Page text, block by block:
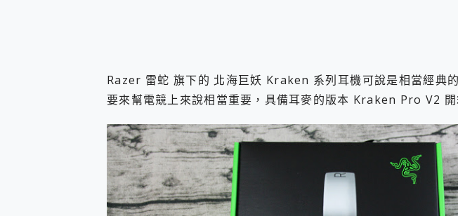
自帶線的 有線無線都能充 ONPRO MagReact M5
飛利浦 JS7310 ⚡【電急便｜行動儲能救車電源】 可
是螢幕也是電視! 一機超多用途「MSI微星 Modern
iPhone、Apple Watch、AirPods耳機 三個設備充電一
動靜皆宜「HUAWEI FreeArc」開放式耳掛耳機，無感
25種洗烘模式一機搞定! Roborock 衣莉莎白 H1 Neo分
給 MSI Claw 系列電競掌機 最完美的家 MSI Nest
B&O 精品級音響! Home+ 中嘉寬頻 SoundBox 劇院串流
2億 APO蔡司長焦神機降臨~ vivo X200 Pro、vivo X200
EaseUS Vocal Remover 免費線上去聲器一鍵去除人聲
3 個超值 MHN 飛人工具分享~~ iToolab AnyGo 魔物獵
Razer 雷蛇 旗下的 北海巨妖 Kraken 系列耳機可說是相當經典
要來幫電競上來說相當重要，具備耳麥的版本 Kraken Pro V2 開